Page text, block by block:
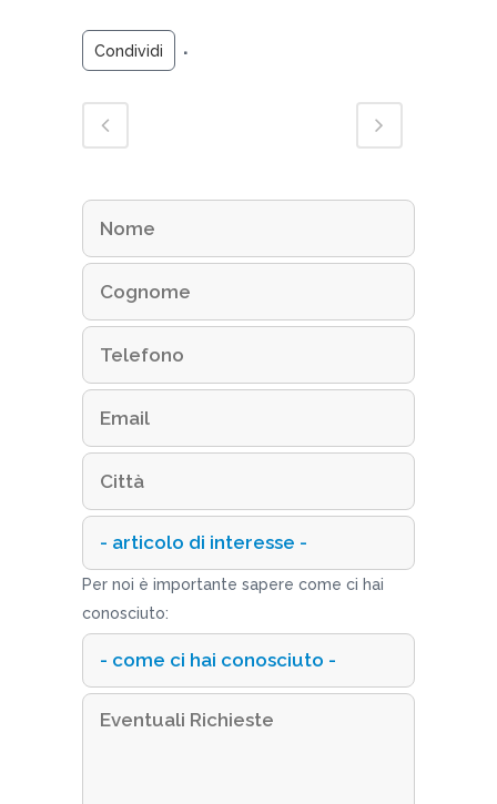
Condividi
Per noi è importante sapere come ci hai
conosciuto: